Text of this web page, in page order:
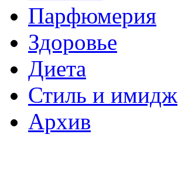
Парфюмерия
Здоровье
Диета
Стиль и имидж
Архив